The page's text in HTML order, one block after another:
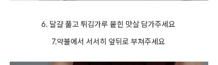
6. 달걀 풀고 튀김가루 뭍힌 맛살 담가주세요
7.약불에서 서서히 앞뒤로 부쳐주세요